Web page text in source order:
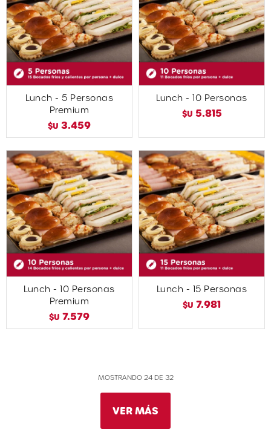
Lunch - 5 Personas
Premium
$U 3.459
Lunch - 10 Personas
$U 5.815
Lunch - 10 Personas
Premium
$U 7.579
Lunch - 15 Personas
$U 7.981
MOSTRANDO 24DE 32
VER MÁS